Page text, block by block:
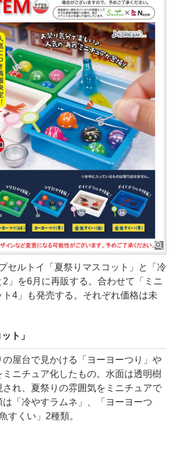
セルトイ「夏祭りマスコット」と「冷
」を6月に再販する。合わせて「ミニ
4」も発売する。それぞれ価格は未
ト」
屋台で見かける「ヨーヨーつり」や
ミニチュア化したもの。水面は透明樹
され、夏祭りの雰囲気をミニチュアで
「冷やすラムネ」、「ヨーヨーつ
すくい」2種類。